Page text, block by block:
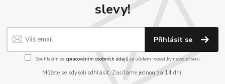
slevy!
Přihlásit se
Souhlasím se zpracováním osobních údajůza účelem rozesílky newsletteru.
Můžete se kdykoli odhlásit. Zasíláme jednou za 14 dní.